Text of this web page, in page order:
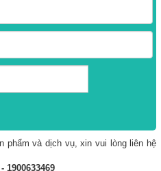
và dịch vụ, xin vui lòng liên hệ
1900633469